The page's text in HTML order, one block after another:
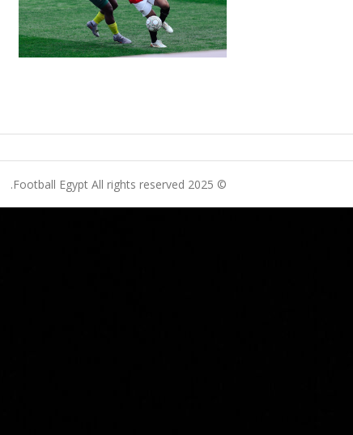
© 2025 Football Egypt All rights reserved.